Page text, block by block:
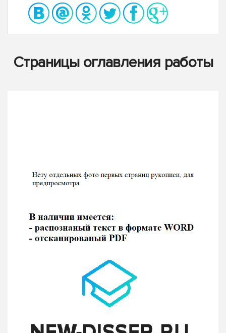
Страницы оглавления работы